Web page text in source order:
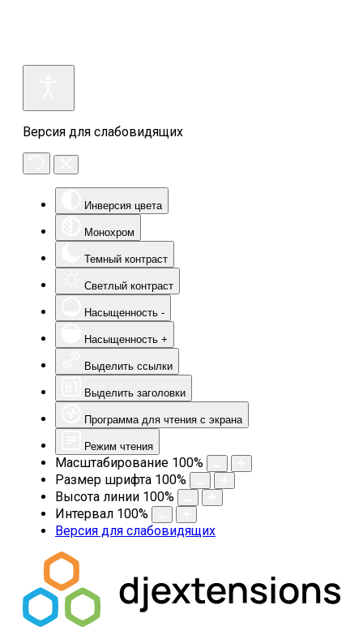
Версия для слабовидящих
Инверсия цвета
Монохром
Темный контраст
Светлый контраст
Насыщенность -
Насыщенность +
Выделить ссылки
Выделить заголовки
Программа для чтения с экрана
Режим чтения
Масштабирование 100%
Размер шрифта 100%
Высота линии 100%
Интервал 100%
Версия для слабовидящих